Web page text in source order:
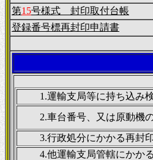
第15号様式 封印取付台帳
登録番号標再封印申請書
1.運輸支局等に持ち込み検
2.車台番号、又は原動機の
3.行政処分にかかる再封
4.他運輸支局管轄にかか